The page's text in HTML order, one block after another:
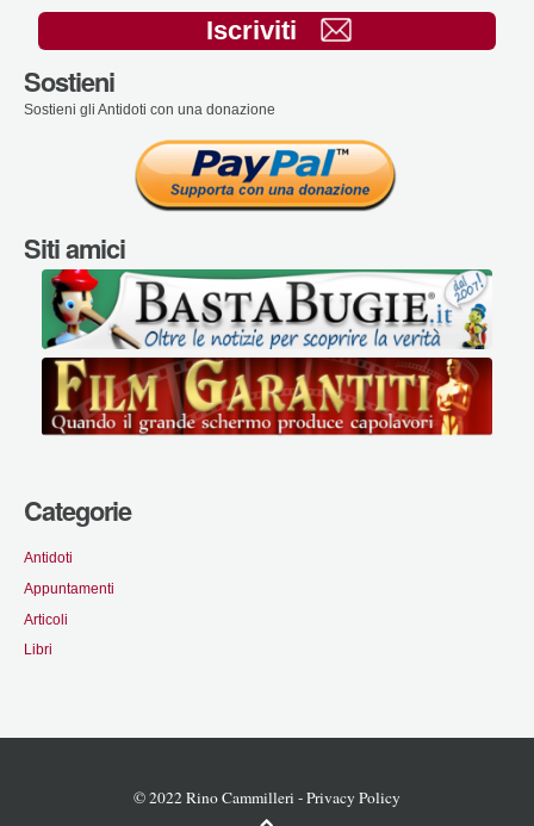
Iscriviti
Sostieni
Sostieni gli Antidoti con una donazione
Siti amici
Categorie
Antidoti
Appuntamenti
Articoli
Libri
© 2022 Rino Cammilleri -Privacy Policy